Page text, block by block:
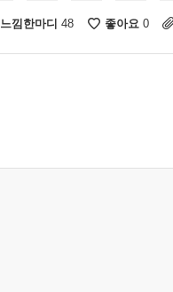
느낌한마디 48 좋아요 0